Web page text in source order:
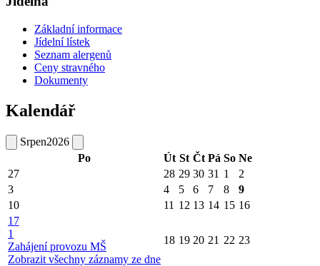
Základní informace
Jídelní lístek
Seznam alergenů
Ceny stravného
Dokumenty
Kalendář
Srpen2026
Po
Út St Čt Pá So Ne
27
28 29 30 31 1
2
3
4 5 6 7 8
9
10
11 12 13 14 15 16
17
1
Zahájení provozu MŠ
Zobrazit všechny záznamy ze dne
18 19 20 21 22 23